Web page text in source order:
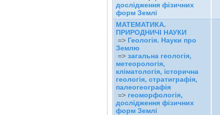
дослідження фізичних
форм Землі
МАТЕМАТИКА.
ПРИРОДНИЧІ НАУКИ
=> Геологія. Науки про
Землю
=> загальна геологія,
метеорологія,
кліматологія, історична
геологія, стратиграфія,
палеогеографія
=> геоморфологія,
дослідження фізичних
форм Землі